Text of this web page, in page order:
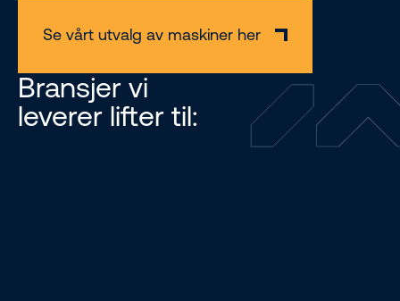
Se vårt utvalg av maskiner her
Bransjer vi
leverer lifter til: